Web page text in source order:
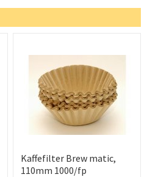
Kaffefilter Brew matic,
110mm 1000/fp